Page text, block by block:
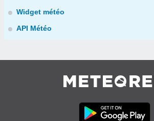
Widget météo
API Météo